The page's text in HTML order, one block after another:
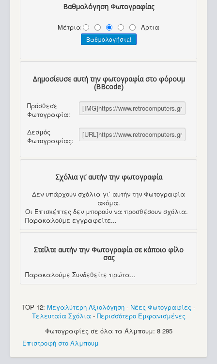
Βαθμολόγηση Φωτογραφίας
Μέτρια Άρτια
Δημοσίευσε αυτή την φωτογραφία στο φόρουμ
(BBcode)
Πρόσθεσε
Φωτογραφία:
Δεσμός
Φωτογραφίας:
Σχόλια γι’ αυτήν την φωτογραφία
Δεν υπάρχουν σχόλια γι’ αυτήν την Φωτογραφία
ακόμα.
Οι Επισκέπτες δεν μπορούν να προσθέσουν σχόλια.
Παρακαλούμε εγγραφείτε...
Στείλτε αυτήν την Φωτογραφία σε κάποιο φίλο
σας
Παρακαλούμε Συνδεθείτε πρώτα...
TOP 12: Μεγαλύτερη Αξιολόγηση - Νέες Φωτογραφίες -
Τελευταία Σχόλια - Περισσότερο Εμφανισμένες
Φωτογραφίες σε όλα τα Άλμπουμ: 8 295
Επιστροφή στο Άλμπουμ